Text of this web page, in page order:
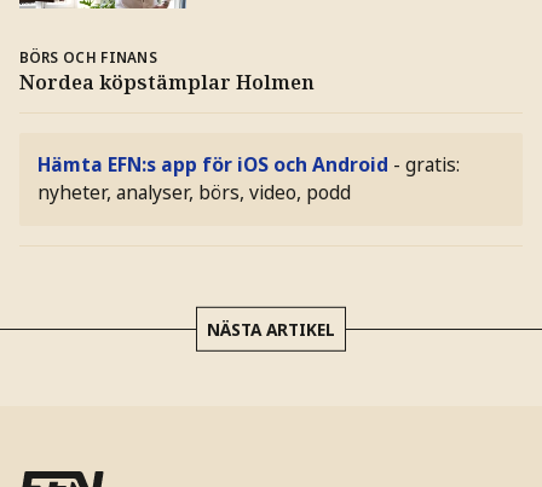
BÖRS OCH FINANS
Nordea köpstämplar Holmen
Hämta EFN:s app för iOS och Android - gratis:
nyheter, analyser, börs, video, podd
NÄSTA ARTIKEL